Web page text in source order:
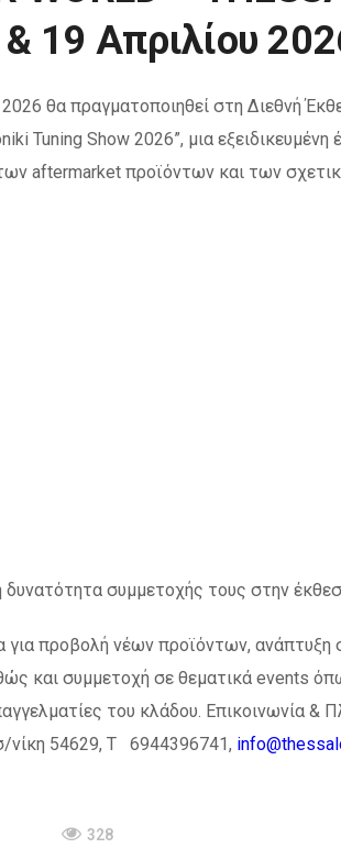
19 Απριλίου
θα πραγματοποιηθεί στη Διεθνή
Tuning Show 2026”, μια
aftermarket προϊόντων και των
συμμετοχής τους στην
για προβολή νέων προϊόντων,
και συμμετοχή σε θεματικά events
του κλάδου. Επικοινωνία &
νίκη 54629, Τ 6944396741,
328